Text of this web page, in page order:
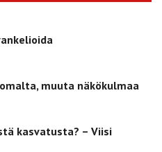
muuta näkökulmaa
kasvatusta? – Viisi